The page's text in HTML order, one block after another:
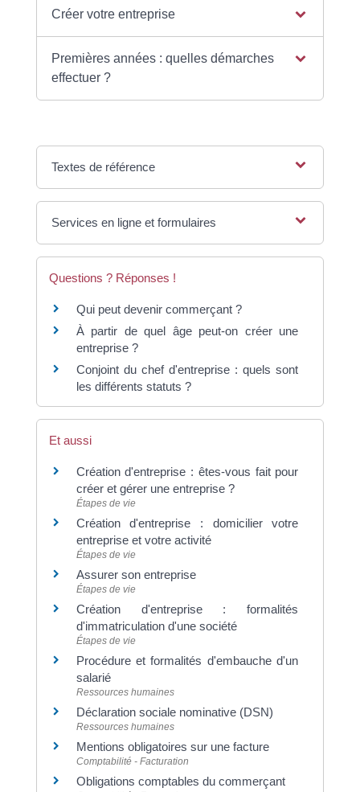
Créer votre entreprise
Premières années : quelles démarches
effectuer ?
Textes de référence
Services en ligne et formulaires
Questions ? Réponses !
Qui peut devenir commerçant ?
À partir de quel âge peut-on créer une
entreprise ?
Conjoint du chef d'entreprise : quels sont
les différents statuts ?
Et aussi
Création d'entreprise : êtes-vous fait pour
créer et gérer une entreprise ?
Étapes de vie
Création d'entreprise : domicilier votre
entreprise et votre activité
Étapes de vie
Assurer son entreprise
Étapes de vie
Création d'entreprise : formalités
d'immatriculation d'une société
Étapes de vie
Procédure et formalités d'embauche d'un
salarié
Ressources humaines
Déclaration sociale nominative (DSN)
Ressources humaines
Mentions obligatoires sur une facture
Comptabilité - Facturation
Obligations comptables du commerçant